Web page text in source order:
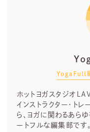
YogaFull
ホットヨガスタジオ
インストラクター・ト
ら、ヨガに関わるあら
ートフルな編集部です。